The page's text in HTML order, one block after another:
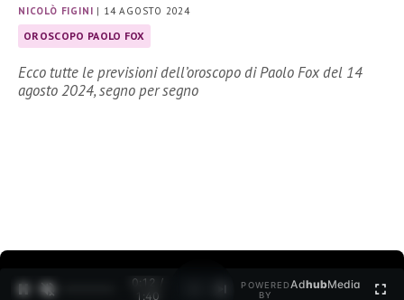
NICOLÒ FIGINI | 14 AGOSTO 2024
OROSCOPO PAOLO FOX
Ecco tutte le previsioni dell’oroscopo di Paolo Fox del 14
agosto 2024, segno per segno
0:12 /
1:40
POWERED
BY
AdhubMedia